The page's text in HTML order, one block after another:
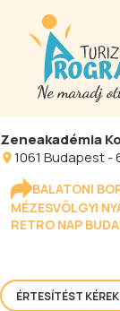
Zeneakadémia
1061 Budapest-
BALATONI
MÉZESVÖLGYI
RETRO NAP
ÉRTESÍTÉST KÉREK